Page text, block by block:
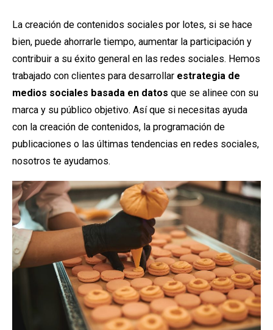
La creación de contenidos sociales por lotes, si se hace
bien, puede ahorrarle tiempo, aumentar la participación y
contribuir a su éxito general en las redes sociales. Hemos
trabajado con clientes para desarrollar estrategia de
medios sociales basada en datos que se alinee con su
marca y su público objetivo. Así que si necesitas ayuda
con la creación de contenidos, la programación de
publicaciones o las últimas tendencias en redes sociales,
nosotros te ayudamos.